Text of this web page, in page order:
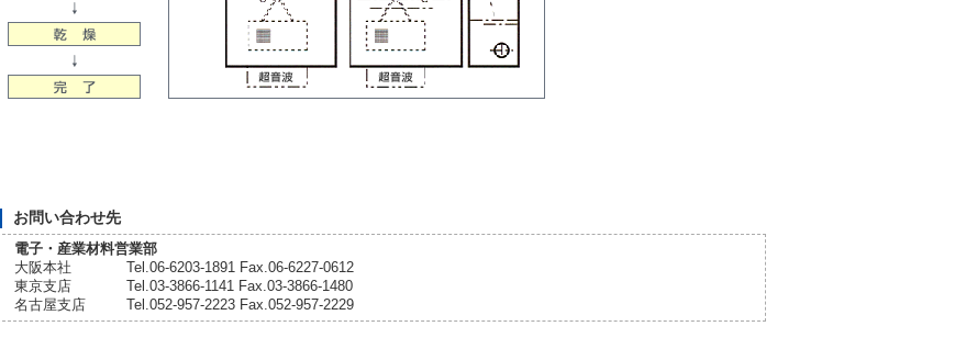
お問い合わせ先
電子・産業材料営業部
大阪本社
Tel.06-6203-1891 Fax.06-6227-0612
東京支店
Tel.03-3866-1141 Fax.03-3866-1480
名古屋支店
Tel.052-957-2223 Fax.052-957-2229